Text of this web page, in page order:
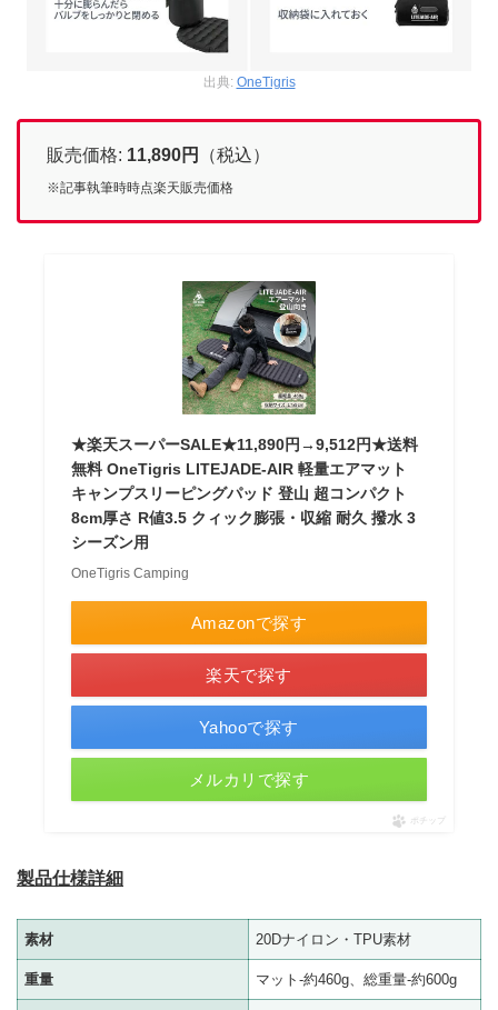
出典: OneTigris
販売価格: 11,890円 （税込）
※記事執筆時時点楽天販売価格
★楽天スーパーSALE★11,890円→9,512円★送料
無料 OneTigris LITEJADE-AIR 軽量エアマット
キャンプスリーピングパッド 登山 超コンパクト
8cm厚さ R値3.5 クィック膨張・収縮 耐久 撥水 3
シーズン用
OneTigris Camping
Amazonで探す
楽天で探す
Yahooで探す
メルカリで探す
ポチップ
製品仕様詳細
素材 20Dナイロン・TPU素材
重量 マット-約460g、総重量-約600g